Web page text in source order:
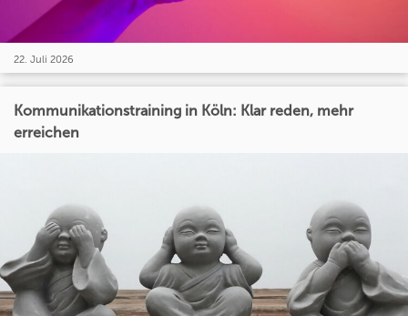
22. Juli 2026
Kommunikationstraining in Köln: Klar reden, mehr
erreichen